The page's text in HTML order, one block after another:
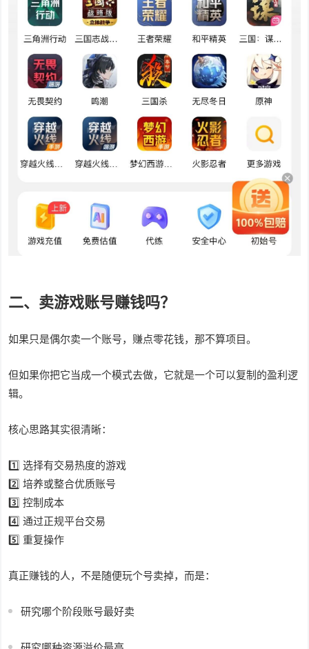
二、卖游戏账号赚钱吗？
如果只是偶尔卖一个账号，赚点零花钱，那不算项目。
但如果你把它当成一个模式去做，它就是一个可以复制的盈利逻
辑。
核心思路其实很清晰：
1️⃣ 选择有交易热度的游戏
2️⃣ 培养或整合优质账号
3️⃣ 控制成本
4️⃣ 通过正规平台交易
5️⃣ 重复操作
真正赚钱的人，不是随便玩个号卖掉，而是：
研究哪个阶段账号最好卖